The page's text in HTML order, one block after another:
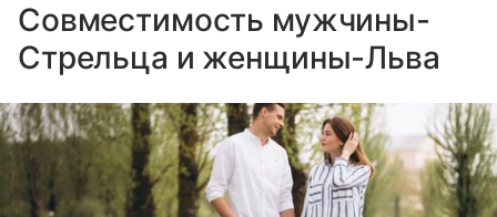
Совместимость мужчины-
Стрельца и женщины-Льва